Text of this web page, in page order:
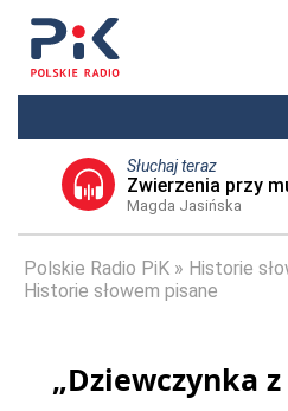
Słuchaj teraz
Zwierzenia przy
Magda Jasińska
Polskie Radio PiK
Historie
Historie słowem pisane
„Dziewczynka